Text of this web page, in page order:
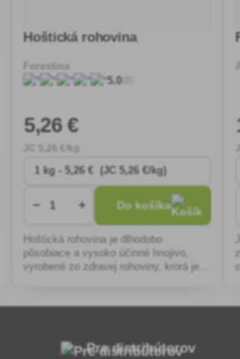
Hoštická rohovina
Forestina
5.0(8)
5,26 €
,26 €/kg
− + Do košíka
Hoštická rohovina je dlhodobo
pôsobiace a vysoko účinné hnojivo,
vyrobené zo zdravej rohoviny, krorá je
Pre distribútorov